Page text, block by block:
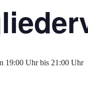
19:00 Uhrbis 21:00 Uhr